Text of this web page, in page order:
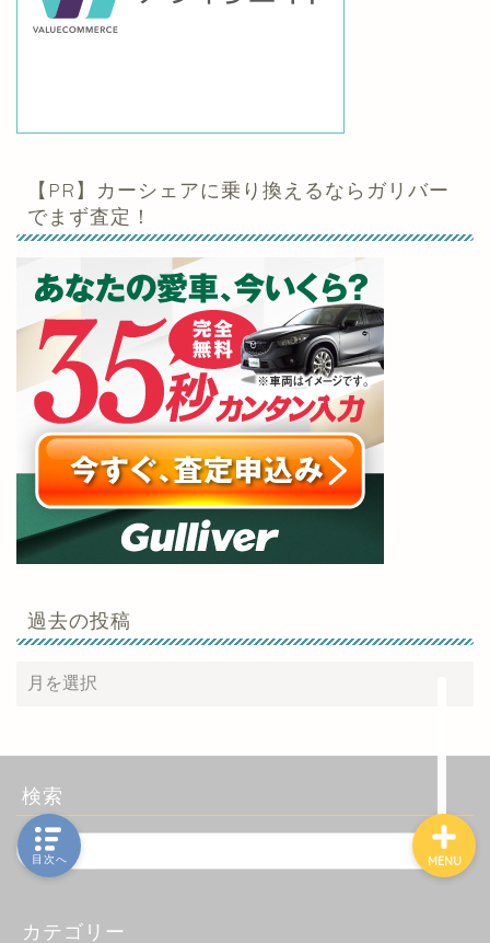
【PR】カーシェアに乗り換えるならガリバー
でまず査定！
過去の投稿
検索
カテゴリー
MENU
目次へ